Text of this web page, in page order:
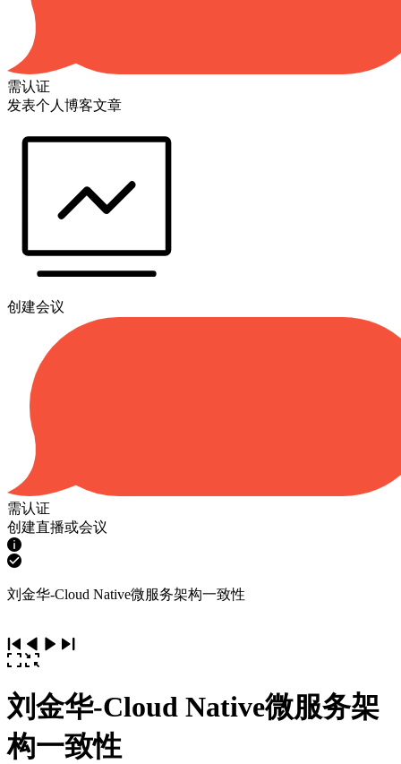
需认证
发表个人博客文章
创建会议
需认证
创建直播或会议
刘金华-Cloud Native微服务架构一致性
刘金华-Cloud Native微服务架
构一致性